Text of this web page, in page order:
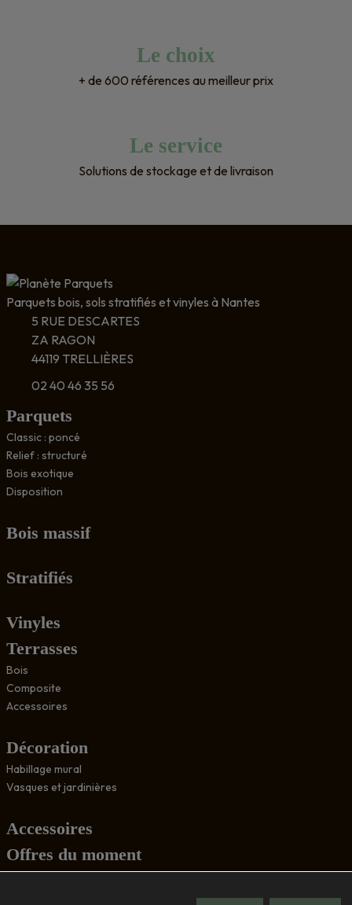
Le choix
+ de 600 références au meilleur prix
Le service
Solutions de stockage et de livraison
Parquets bois, sols stratifiés et vinyles à Nantes
5 RUE DESCARTES
ZA RAGON
44119 TRELLIÈRES
02 40 46 35 56
Parquets
Classic : poncé
Relief : structuré
Bois exotique
Disposition
Bois massif
Stratifiés
Vinyles
Terrasses
Bois
Composite
Accessoires
Décoration
Habillage mural
Vasques et jardinières
Accessoires
Offres du moment